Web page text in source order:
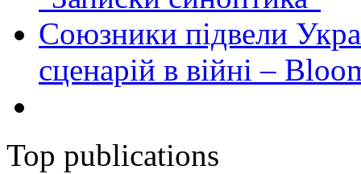
Союзники підвели
сценарій в війні –
Top publications